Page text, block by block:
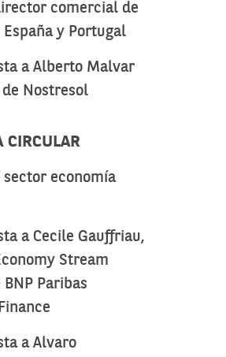
comercial de
España y Portugal
a Alberto Malvar
de Nostresol
CIRCULAR
economía
a Cecile Gauffriau,
Stream
BNP Paribas
a Alvaro